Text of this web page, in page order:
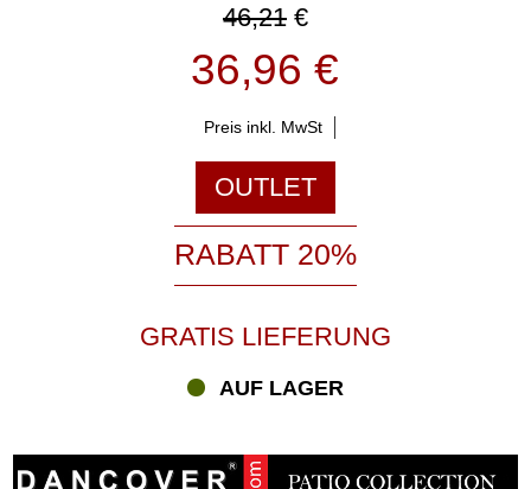
46,21€
36,96 €
Preis inkl. MwSt
OUTLET
RABATT 20%
GRATIS LIEFERUNG
AUF LAGER